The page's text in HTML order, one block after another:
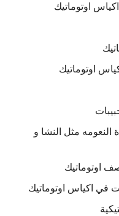
اوتوماتيك
اوتوماتيك
النعومه مثل النشا و
اوتوماتيك
في اكياس اوتوماتيك